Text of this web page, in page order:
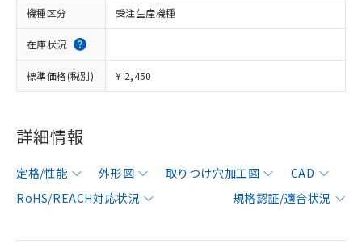
機種区分 受注生産機種
在庫状況
標準価格(税別) ¥ 2,450
詳細情報
定格/性能 外形図 取りつけ穴加工図
CAD
RoHS/REACH対応状況
規格認証/適合状況